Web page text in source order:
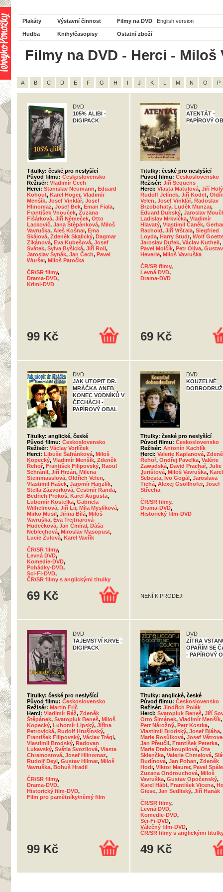
Plakáty Výstavní činnost Filmy na DVD English version
Hudba Knihy/časopisy Ostatní zboží
Filmy na DVD - Herci - Miloš
A B C D E F G H I J K L M N O P
DVD
105% ALIBI -
DIGIPACK
Titulky: české pro neslyšící
Původ filmu: Československo
Režisér: Vladimír Čech
Herci: Stanislav Neumann, Eduard
Kohout, Karel Höger, Vladimír
Menšík, Josef Vinklář, Josef
Hlinomaz, Josef Bek, Eman Fiala,
František Vnouček, Zuzana
Fišárková, Jiří Němeček, Otto
Lackovič, Jana Štěpánková, Miloš
Vavruška, Aleš Košnar, Ema
Skálová, Zdeněk Skalický, Dagmar
Zikánová, Eva Kubešová, Josef
Svátek, Sylva Byšická, Jiří Roll,
Jaroslav Synák, Jan Čech, Pavel
Wuršer, Miloš Patočka
ČR/SR filmy,
Drama-DVD,
Krimi-DVD
99 Kč
DVD
ATENTÁT -
PAPÍROVÝ
Titulky: české pro neslyšící
Původ filmu: Československo
Režisér: Jiří Sequens
Herci: Vlasta Matulová, Jiří Holý
Rudolf Jelínek, Jiří Kodet,
Velen, Josef Vinklář, Radoslav
Brzobohatý, Luděk Munzar,
Eduard Dubský, Jaroslav
Ladislav Mrkvička, Vladimír
Hlavatý, Vlastimil Čaněk,
Rachold, Jiří Vršťala, Siegfried
Loyda, Harry Studt, Wolf
Jaroslav Dufek, Václav Kutheil,
Pavel Molčík, Petr Oliva, Gustav
Heverle, Miloš Vavruška
ČR/SR filmy,
Levná DVD,
Drama-DVD
69 Kč
DVD
JAK UTOPIT DR.
MRÁČKA ANEB
KONEC VODNÍKŮ V
ČECHÁCH -
PAPÍROVÝ OBAL
Titulky: anglické, české
Původ filmu: Československo
Režisér: Václav Vorlíček
Herci: Libuše Šafránková, Miloš
Kopecký, Vladimír Menšík, Zdeněk
Řehoř, František Filipovský, Raoul
Schránil, Jiří Hrzán, Milena
Steinmasslová, Oldřich Velen,
Vlastimil Hašek, Jaromír Hanzlík,
Stella Zázvorková, Čestmír Řanda,
Bedřich Prokoš, Karel Augusta,
Lubomír Kostelka, Gabriela
Wilhelmová, Jiří Lír, Míla Myslíková,
Mirko Musil, Jiřina Bílá, Miloš
Vavruška, Eva Trejtnarová-
Hudečková, Jan Cmíral, Dáša
Neblechová, Miroslav Masopust,
Lucie Žulová, Karel Vavřík
ČR/SR filmy,
Levná DVD,
Komedie-DVD,
Pohádky-DVD,
Sci-Fi-DVD,
ČR/SR filmy s anglickými titulky
69 Kč
DVD
KOUZELNÉ
Titulky: české pro neslyšící
Původ filmu: Československo
Režisér: Antonín Kachlík
Herci: Valerie Kaplanová,
Řehoř, Ondřej Pavelka, Valérie
Zawadská, David Prachař, Julie
Jurištová, Miloš Vavruška, Karel
Šebesta, Ivo Gogál, Jaroslava
Tichá, Alexej Gsöllhofer, Josef
Střecha
ČR/SR filmy,
Drama-DVD,
Historický film-DVD
NENÍ K PRODEJI
DVD
TAJEMSTVÍ KRVE -
DIGIPACK
Titulky: české pro neslyšící
Původ filmu: Československo
Režisér: Martin Frič
Herci: Vladimír Ráž, Zdeněk
Štěpánek, Svatopluk Beneš, Miloš
Kopecký, Lubomír Lipský, Jiřina
Petrovická, Rudolf Hrušínský,
František Filipovský, Václav Trégl,
Vlastimil Brodský, Radovan
Lukavský, Světla Svozilová, Vlasta
Chramostová, Josef Hlinomaz,
Rudolf Deyl, Gustav Hilmar, Miloš
Vavruška, Bohuš Hradil
ČR/SR filmy,
Drama-DVD,
Historický film-DVD,
Film pro pamětníky/němý film
99 Kč
DVD
ZÍTRA
OPAŘÍM SE
- PAPÍROVÝ
Titulky: anglické, české
Původ filmu: Československo
Režisér: Jindřich Polák
Herci: Svatopluk Beneš, Jiří
Otto Šimánek, Vladimír Menšík,
Petr Nárožný, Petr Kostka,
Vlastimil Brodský, Josef Bláha,
Marie Rosůlková, Josef
Jan Přeučil, František Peterka,
Marie Drahokoupilová, Ota
Sklenčka, Valerie Chmelová,
Budínová, Jan Pohan, Zdeněk
Hodr, Viktor Maurer, Pavel
Zuzana Ondrouchová, Miloš
Vavruška, Gustav Opočenský,
Karel Hábl, František Vicena,
Giese, Jan Sedliský, Jiří Hanák
ČR/SR filmy,
Levná DVD,
Komedie-DVD,
Sci-Fi-DVD,
Válečný film-DVD,
ČR/SR filmy s anglickými
49 Kč